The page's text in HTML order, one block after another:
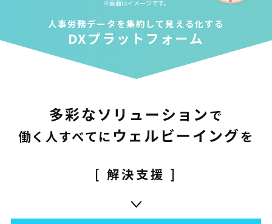
※画面はイメージです。
人事労務データを集約して見える化する
DXプラットフォーム
多彩なソリューションで
働く人すべてに ウェルビーイングを
[ 解決支援 ]